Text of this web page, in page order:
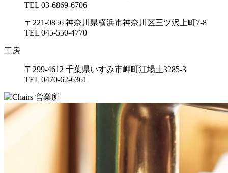
TEL 03-6869-6706
〒221-0856 神奈川県横浜市神奈川区三ツ沢上町7-8
TEL 045-550-4770
工房
〒299-4612 千葉県いすみ市岬町江場土3285-3
TEL 0470-62-6361